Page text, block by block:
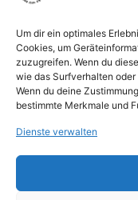
Um dir ein optimales
Cookies, um
zuzugreifen. Wenn du
wie das Surfverhalten
Wenn du deine
bestimmte Merkmale und
Dienste verwalten
Harburger